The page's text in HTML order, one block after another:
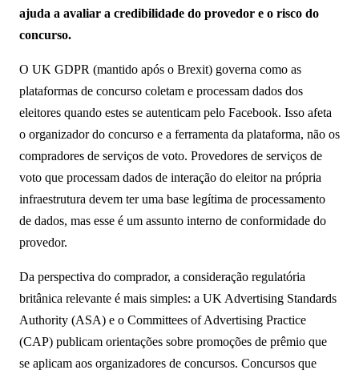
ajuda a avaliar a credibilidade do provedor e o risco do
concurso.
O UK GDPR (mantido após o Brexit) governa como as
plataformas de concurso coletam e processam dados dos
eleitores quando estes se autenticam pelo Facebook. Isso afeta
o organizador do concurso e a ferramenta da plataforma, não os
compradores de serviços de voto. Provedores de serviços de
voto que processam dados de interação do eleitor na própria
infraestrutura devem ter uma base legítima de processamento
de dados, mas esse é um assunto interno de conformidade do
provedor.
Da perspectiva do comprador, a consideração regulatória
britânica relevante é mais simples: a UK Advertising Standards
Authority (ASA) e o Committees of Advertising Practice
(CAP) publicam orientações sobre promoções de prêmio que
se aplicam aos organizadores de concursos. Concursos que